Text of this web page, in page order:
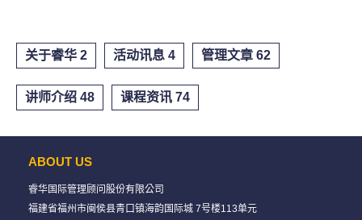
关于睿华 2 活动讯息 4 管理文章 62
讲师介绍 48 课程资讯 74
ABOUT US
睿华国际管理顾问股份有限公司
福建省福州市闽侯县青口镇海韵国际城 7号楼113单元